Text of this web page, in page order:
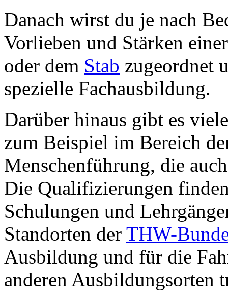
Danach wirst du je nach
Vorlieben und Stärken
oder dem Stab zugeordnet
spezielle Fachausbildung.
Darüber hinaus gibt es
zum Beispiel im Bereich
Menschenführung, die
Die Qualifizierungen
Schulungen und
Standorten der THW-
Ausbildung und für die
anderen Ausbildungsorten